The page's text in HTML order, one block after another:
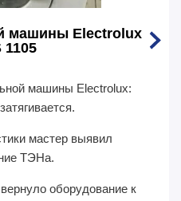
машины Electrolux
1105
машины Electrolux:
мастер выявил
ТЭНа.
оборудование к